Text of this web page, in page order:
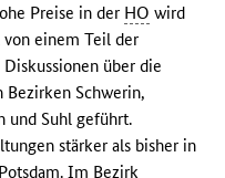
Preise in der HO wird
von einem Teil der
über die
Bezirken Schwerin,
und Suhl geführt.
stärker als bisher in
Im Bezirk